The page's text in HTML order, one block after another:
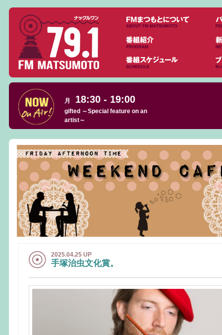
月 18:30 - 19:00
gifted ～Special feature on an
artist～
2025.04.25 UP
手塚治虫文化賞。